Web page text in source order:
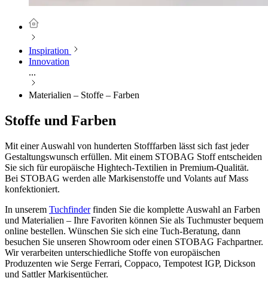
Inspiration
Innovation
...
Materialien – Stoffe – Farben
Stoffe und Farben
Mit einer Auswahl von hunderten Stofffarben lässt sich fast jeder
Gestaltungswunsch erfüllen. Mit einem STOBAG Stoff entscheiden
Sie sich für europäische Hightech-Textilien in Premium-Qualität.
Bei STOBAG werden alle Markisenstoffe und Volants auf Mass
konfektioniert.
In unserem Tuchfinderfinden Sie die komplette Auswahl an Farben
und Materialien – Ihre Favoriten können Sie als Tuchmuster bequem
online bestellen. Wünschen Sie sich eine Tuch-Beratung, dann
besuchen Sie unseren Showroom oder einen STOBAG Fachpartner.
Wir verarbeiten unterschiedliche Stoffe von europäischen
Produzenten wie Serge Ferrari, Coppaco, Tempotest IGP, Dickson
und Sattler Markisentücher.